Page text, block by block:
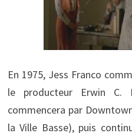
En 1975, Jess Franco
le producteur Erwin C.
commencera par
la Ville Basse), puis